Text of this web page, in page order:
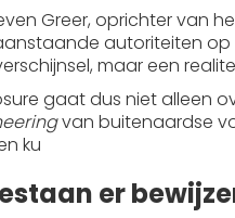
Greer, oprichter van
autoriteiten op
maar een
gaat dus niet alleen
van buitenaardse
ku
er